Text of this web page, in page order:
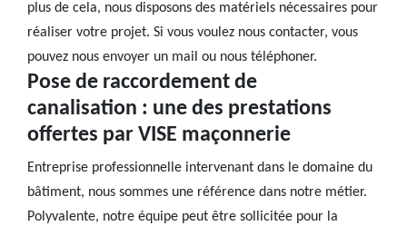
plus de cela, nous disposons des matériels nécessaires pour
réaliser votre projet. Si vous voulez nous contacter, vous
pouvez nous envoyer un mail ou nous téléphoner.
Pose de raccordement de
canalisation : une des prestations
offertes par VISE maçonnerie
Entreprise professionnelle intervenant dans le domaine du
bâtiment, nous sommes une référence dans notre métier.
Polyvalente, notre équipe peut être sollicitée pour la